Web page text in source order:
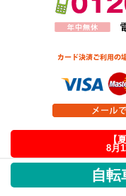
【
8月
自転